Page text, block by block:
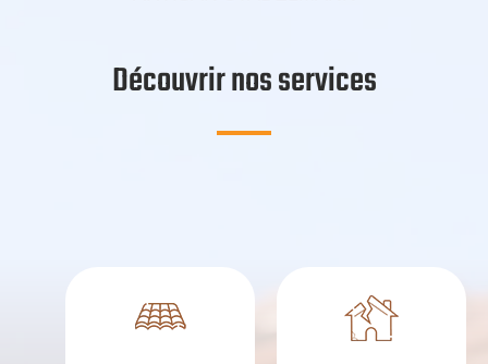
Découvrir nos services